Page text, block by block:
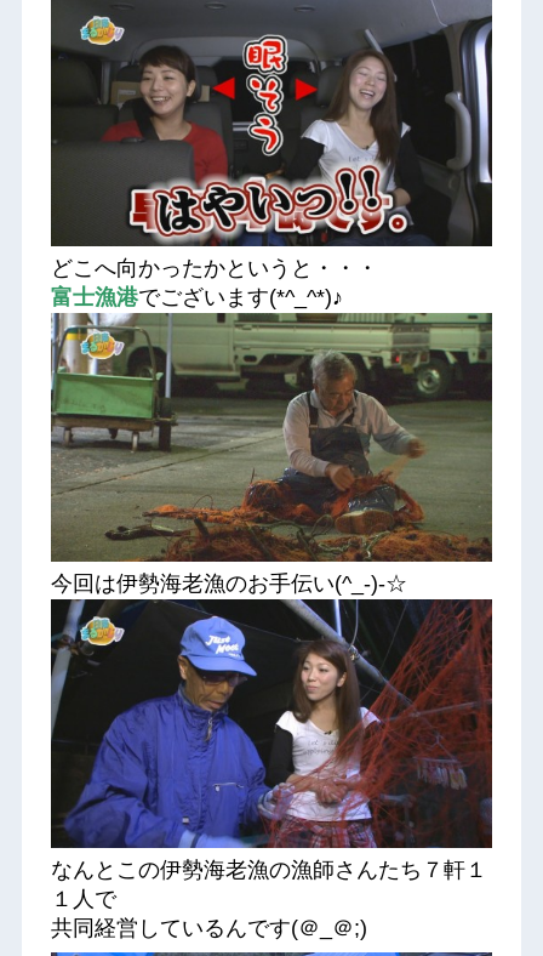
どこへ向かったかというと・・・
富士漁港でございます(*^_^*)♪
今回は伊勢海老漁のお手伝い(^_-)-☆
なんとこの伊勢海老漁の漁師さんたち７軒１
１人で
共同経営しているんです(＠_＠;)